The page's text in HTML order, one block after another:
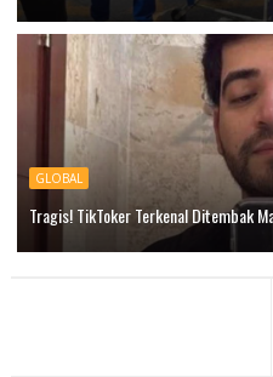
GLOBAL
Tragis! TikToker Terkenal Ditembak